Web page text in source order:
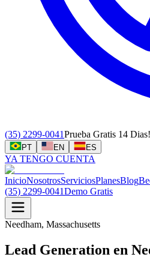
(35) 2299-0041Prueba Gratis 14 Dias!
PT EN ES
YA TENGO CUENTA
InicioNosotrosServiciosPlanesBlog
(35) 2299-0041Demo Gratis
Needham, Massachusetts
Lead Generation en